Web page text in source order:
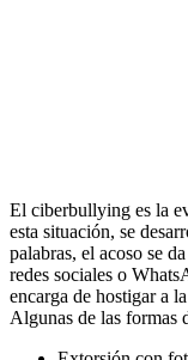
El ciberbullying es la
esta situación, se
palabras, el acoso se
redes sociales o
encarga de hostigar a
Algunas de las formas